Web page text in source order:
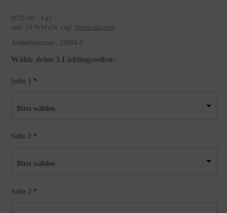
( € 55,00 / kg )
inkl. 19 % MwSt. zzgl. Versandkosten
Artikelnummer: 22004-1
Wähle deine 3 Lieblingsseifen:
Seife 1
Bitte wählen
Seife 2
Bitte wählen
Seife 3